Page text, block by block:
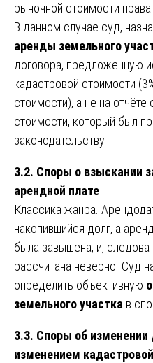
рыночной стоимости
В данном случае суд,
аренды земельного
договора, предложенную
кадастровой стоимости
стоимости), а не на отчёте
стоимости, который был
законодательству.
3.2. Споры о взыскании
арендной плате
Классика жанра.
накопившийся долг, а
была завышена, и,
рассчитана неверно. Суд
определить объективную
земельного участка в
3.3. Споры об изменении
изменением